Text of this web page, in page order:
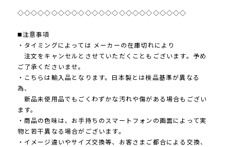
◇◇◇◇◇◇◇◇◇◇◇◇◇◇◇◇◇◇◇◇◇◇◇◇◇
◼️注意事項
・タイミングによっては メーカーの在庫切れにより
注文をキャンセルとさせていただくこともございます。予め
ご了承くださいませ。
・こちらは輸入品となります。日本製とは検品基準が異なる
為、
新品未使用品でもごくわずかな汚れや傷がある場合もござい
ます。
・商品の色味は、お手持ちのスマートフォンの画面によって実
物と若干異なる場合がございます。
・イメージ違いやサイズ交換等、お客さまご都合による交換、